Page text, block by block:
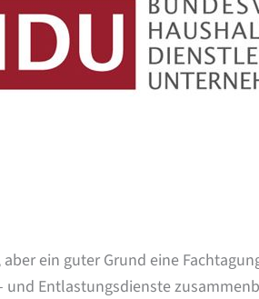
ein guter Grund eine
Entlastungsdienste